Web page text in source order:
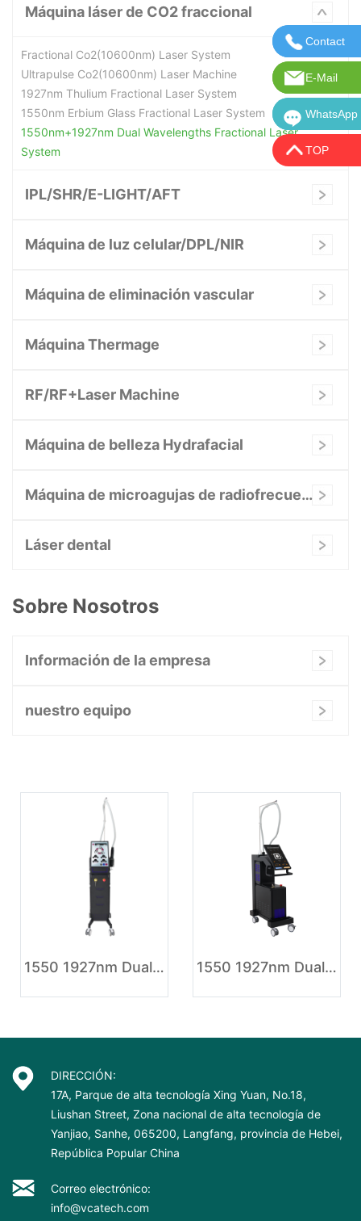
Máquina láser de CO2 fraccional
Fractional Co2(10600nm) Laser System
Ultrapulse Co2(10600nm) Laser Machine
1927nm Thulium Fractional Laser System
1550nm Erbium Glass Fractional Laser System
1550nm+1927nm Dual Wavelengths Fractional Laser
System
IPL/SHR/E-LIGHT/AFT
Máquina de luz celular/DPL/NIR
Máquina de eliminación vascular
Máquina Thermage
RF/RF+Laser Machine
Máquina de belleza Hydrafacial
Máquina de microagujas de radiofrecuencia
Láser dental
Sobre Nosotros
Información de la empresa
nuestro equipo
1550 1927nm Dual Wavelengths Fractional laser Skin Tightening Machine 1550 1927nm Dual Wavelengths Fractional laser Machine
DIRECCIÓN:
17A, Parque de alta tecnología Xing Yuan, No.18,
Liushan Street, Zona nacional de alta tecnología de
Yanjiao, Sanhe, 065200, Langfang, provincia de Hebei,
República Popular China
Correo electrónico:
info@vcatech.com
Contact
E-Mail
Correo
WhatsApp
TOP